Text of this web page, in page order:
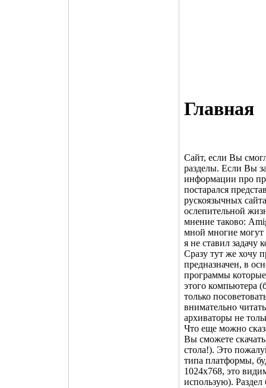
Главная
Сайт, если Вы
разделы. Если Вы
информации про
постарался
рускоязычных
ослепительной
мнение таково:
мной многие могут
я не ставил задачу
Сразу тут же хочу
предназначен, в
программы
этого компьютера
только
внимательно
архиваторы не
Что еще можно
Вы сможете
стола!). Это
типа платформы,
1024x768, это
использую). Раздел